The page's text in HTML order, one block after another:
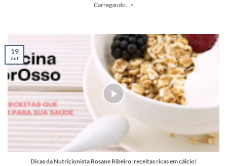
Carregando…>
Dicas da Nutricionista Rosane Ribeiro: receitas ricas em cálcio!
19
out